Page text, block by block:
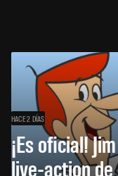
HACE 2 DÍAS
¡Es oficial!
live-action